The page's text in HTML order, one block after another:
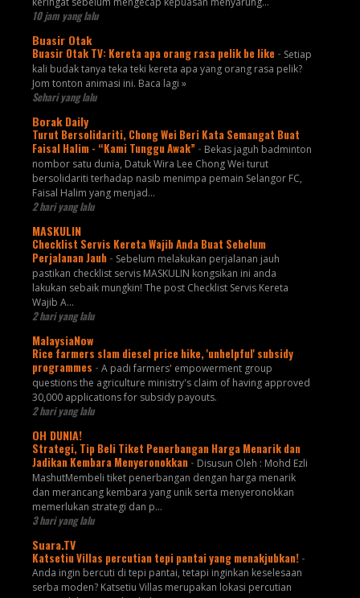
10 jam yang lalu
Buasir Otak
Buasir Otak TV: Kereta apa orang rasa pelik be like - Setiap
kali budak tanya teka teki kereta apa yang orang rasa pelik?
Jom tonton animasi ini. Baca lagi »
Sehari yang lalu
Borak Daily
Turut Bersolidariti, Chong Wei Beri Kata Semangat Buat
Faisal Halim - “Kami Tunggu Awak” - Bekas jaguh badminton
nombor satu dunia, Datuk Wira Lee Chong Wei turut
bersolidariti terhadap nasib menimpa pemain Selangor FC,
Faisal Halim yang menjad...
2 hari yang lalu
MASKULIN
Checklist Servis Kereta Wajib Anda Buat Sebelum
Perjalanan Jauh - Sebelum melakukan perjalanan jauh
pastikan checklist servis MASKULIN kongsikan ini anda
lakukan sebaik mungkin! The post Checklist Servis Kereta
Wajib A...
2 hari yang lalu
MalaysiaNow
Rice farmers slam diesel price hike, 'unhelpful' subsidy
programmes - A padi farmers' empowerment group
questions the agriculture ministry's claim of having approved
30,000 applications for subsidy payouts.
2 hari yang lalu
OH DUNIA!
Strategi, Tip Beli Tiket Penerbangan Harga Menarik dan
Jadikan Kembara Menyeronokkan - Disusun Oleh : Mohd Ezli
MashutMembeli tiket penerbangan dengan harga menarik
dan merancang kembara yang unik serta menyeronokkan
memerlukan strategi dan p...
3 hari yang lalu
Suara.TV
Katsetiu Villas percutian tepi pantai yang menakjubkan! -
Anda ingin bercuti di tepi pantai, tetapi inginkan keselesaan
serba moden? Katsetiu Villas merupakan lokasi percutian